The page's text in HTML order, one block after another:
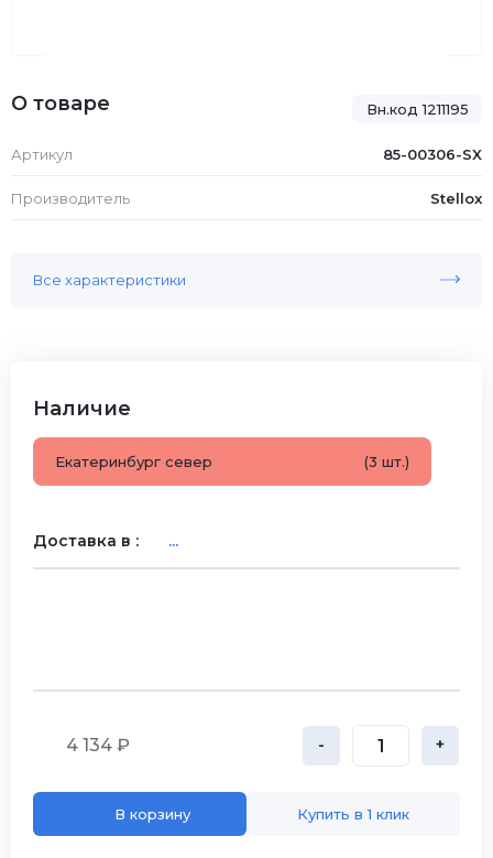
Вн.код 1211195
О товаре
Артикул 85-00306-SX
Производитель Stellox
Все характеристики
Наличие
Екатеринбург север (3 шт.)
Доставка в : ...
4 134 ₽ - +
В корзину Купить в 1 клик